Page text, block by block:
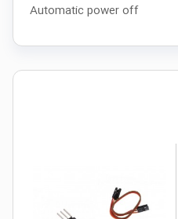
Automatic power off